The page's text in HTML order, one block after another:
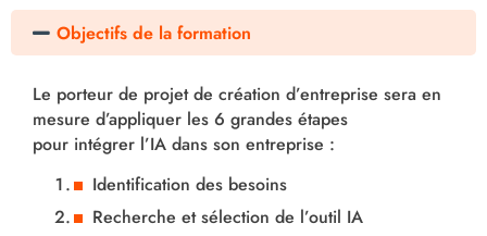
Objectifs de la formation
Le porteur de projet de création d’entreprise sera en
mesure d’appliquer les 6 grandes étapes
pour intégrer l’IA dans son entreprise :
Identification des besoins
Recherche et sélection de l’outil IA